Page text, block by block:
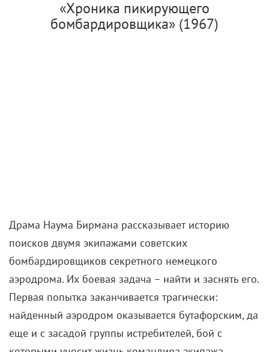
«Хроника пикирующего
бомбардировщика» (1967)
Драма Наума Бирмана рассказывает историю
поисков двумя экипажами советских
бомбардировщиков секретного немецкого
аэродрома. Их боевая задача – найти и заснять его.
Первая попытка заканчивается трагически:
найденный аэродром оказывается бутафорским, да
еще и с засадой группы истребителей, бой с